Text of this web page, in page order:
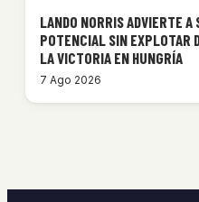
LANDO NORRIS ADVIERTE A
POTENCIAL SIN EXPLOTAR
LA VICTORIA EN HUNGRÍA
7 Ago 2026